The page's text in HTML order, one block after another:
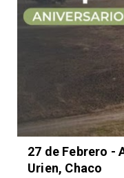
27 de Febrero -
Urien, Chaco